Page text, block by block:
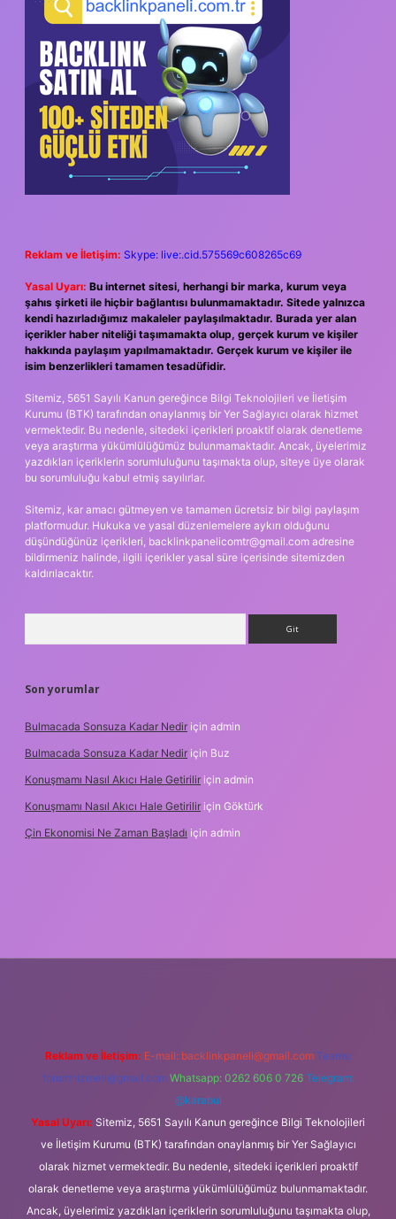
Reklam ve İletişim: Skype: live:.cid.575569c608265c69
Yasal Uyarı: Bu internet sitesi, herhangi bir marka, kurum veya
şahıs şirketi ile hiçbir bağlantısı bulunmamaktadır. Sitede yalnızca
kendi hazırladığımız makaleler paylaşılmaktadır. Burada yer alan
içerikler haber niteliği taşımamakta olup, gerçek kurum ve kişiler
hakkında paylaşım yapılmamaktadır. Gerçek kurum ve kişiler ile
isim benzerlikleri tamamen tesadüfidir.
Sitemiz, 5651 Sayılı Kanun gereğince Bilgi Teknolojileri ve İletişim
Kurumu (BTK) tarafından onaylanmış bir Yer Sağlayıcı olarak hizmet
vermektedir. Bu nedenle, sitedeki içerikleri proaktif olarak denetleme
veya araştırma yükümlülüğümüz bulunmamaktadır. Ancak, üyelerimiz
yazdıkları içeriklerin sorumluluğunu taşımakta olup, siteye üye olarak
bu sorumluluğu kabul etmiş sayılırlar.
Sitemiz, kar amacı gütmeyen ve tamamen ücretsiz bir bilgi paylaşım
platformudur. Hukuka ve yasal düzenlemelere aykırı olduğunu
düşündüğünüz içerikleri, backlinkpanelicomtr@gmail.com adresine
bildirmeniz halinde, ilgili içerikler yasal süre içerisinde sitemizden
kaldırılacaktır.
Son yorumlar
Bulmacada Sonsuza Kadar Nedir için admin
Bulmacada Sonsuza Kadar Nedir için Buz
Konuşmamı Nasıl Akıcı Hale Getirilir için admin
Konuşmamı Nasıl Akıcı Hale Getirilir için Göktürk
Çin Ekonomisi Ne Zaman Başladı için admin
Reklam ve İletişim: E-mail: backlinkpaneli@gmail.com Teams:
forumhizmeti@gmail.com Whatsapp: 0262 606 0 726 Telegram:
@karabul
Yasal Uyarı: Sitemiz, 5651 Sayılı Kanun gereğince Bilgi Teknolojileri
ve İletişim Kurumu (BTK) tarafından onaylanmış bir Yer Sağlayıcı
olarak hizmet vermektedir. Bu nedenle, sitedeki içerikleri proaktif
olarak denetleme veya araştırma yükümlülüğümüz bulunmamaktadır.
Ancak, üyelerimiz yazdıkları içeriklerin sorumluluğunu taşımakta olup,